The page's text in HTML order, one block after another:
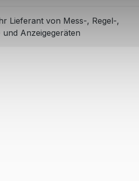
Lieferant von Mess-, Regel-,
und Anzeigegeräten